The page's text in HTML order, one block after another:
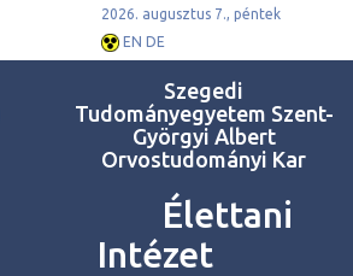
2026. augusztus 7., péntek
EN DE
Szegedi
Tudományegyetem Szent-
Györgyi Albert
Orvostudományi Kar
Élettani
Intézet